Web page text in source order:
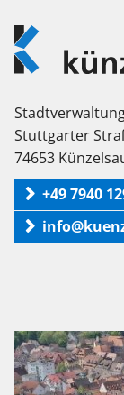
Logo
Künzelsau
Stuttgarter
74653
+49 7940